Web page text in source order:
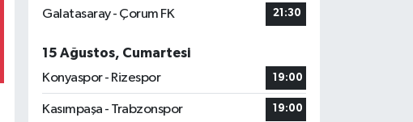
Galatasaray - Çorum FK
21:30
15 Ağustos, Cumartesi
Konyaspor - Rizespor
19:00
Kasımpaşa - Trabzonspor 19:00